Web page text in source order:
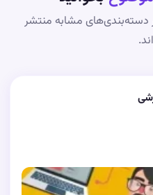
مشابه منتشر